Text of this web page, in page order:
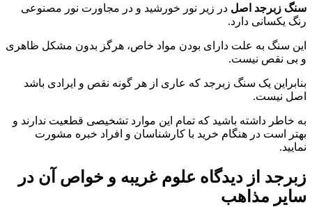
زبرجد اصل در زیر نور خورشید و در مجاورت نور مصنوعی
یکسانی دارد.
سنگ به علت دارای بودن مواد خاص، هرگز بدون مشکل ظاهری
نقص نیست.
یک سنگ زبرجد که عاری از هر گونه نقص و ایرادی باشد
نیست.
داشته باشید که تمام این موارد تشخیصی قطعیت ندارند و
است در هنگام خرید با کارشناسان و افراد خبره مشورت
از دیدگاه علوم غریبه و خواص آن در
مذاهب